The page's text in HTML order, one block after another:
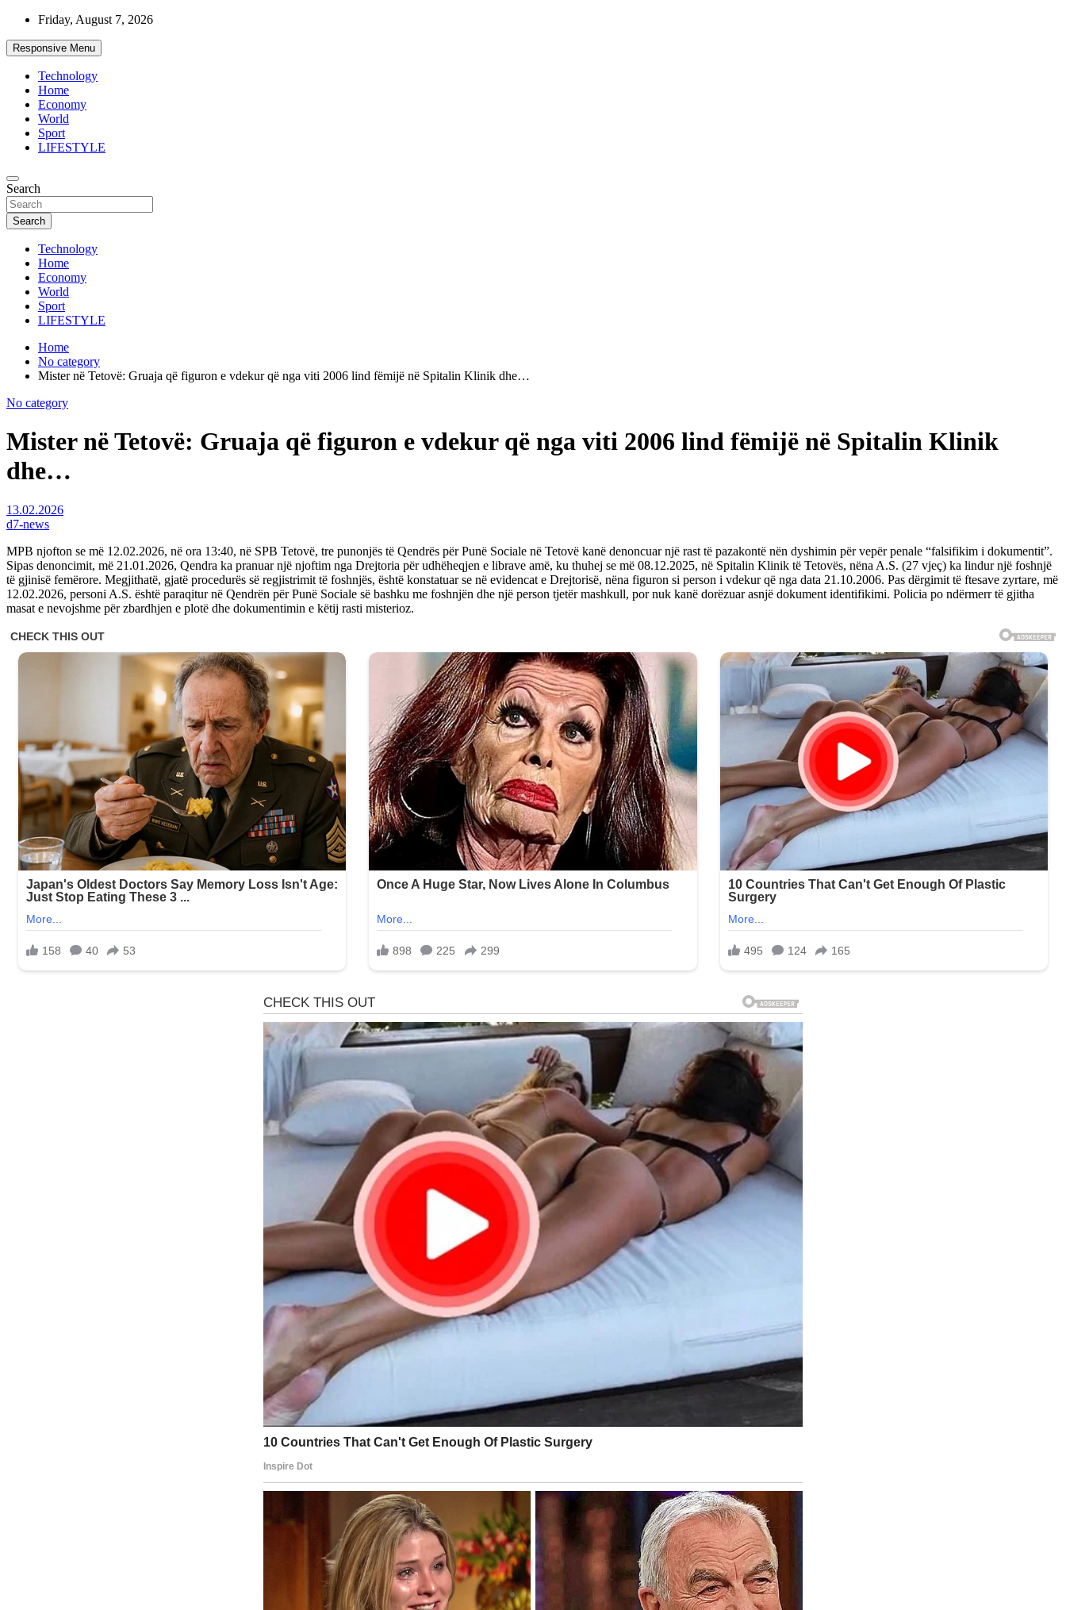
Skip
content
Friday, August 7, 2026
Responsive Menu
Technology
Home
Economy
World
Sport
LIFESTYLE
d7-news.com
News
Search
Search
Technology
Home
Economy
World
Sport
LIFESTYLE
Home
No category
Mister në Tetovë: Gruaja që figuron e vdekur që nga viti 2006 lind fëmijë në Spitalin Klinik dhe…
No category
Mister në Tetovë: Gruaja që figuron e vdekur që nga viti 2006 lind fëmijë në Spitalin Klinik
dhe…
13.02.2026
d7-news
MPB njofton se më 12.02.2026, në ora 13:40, në SPB Tetovë, tre punonjës të Qendrës për Punë Sociale në Tetovë kanë denoncuar një rast të pazakontë nën dyshimin për vepër penale “falsifikim i dokumentit”.
Sipas denoncimit, më 21.01.2026, Qendra ka pranuar një njoftim nga Drejtoria për udhëheqjen e librave amë, ku thuhej se më 08.12.2025, në Spitalin Klinik të Tetovës, nëna A.S. (27 vjeç) ka lindur një foshnjë
të gjinisë femërore. Megjithatë, gjatë procedurës së regjistrimit të foshnjës, është konstatuar se në evidencat e Drejtorisë, nëna figuron si person i vdekur që nga data 21.10.2006. Pas dërgimit të ftesave zyrtare, më
12.02.2026, personi A.S. është paraqitur në Qendrën për Punë Sociale së bashku me foshnjën dhe një person tjetër mashkull, por nuk kanë dorëzuar asnjë dokument identifikimi. Policia po ndërmerr të gjitha
masat e nevojshme për zbardhjen e plotë dhe dokumentimin e këtij rasti misterioz.